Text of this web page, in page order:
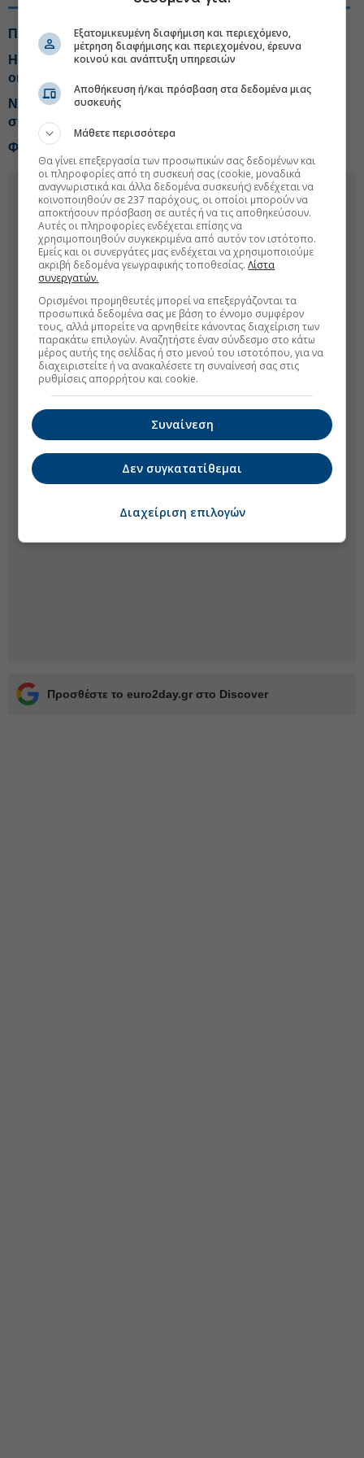
Πόσο κοστίζει τώρα ένα εξοχικό κοντά στην Αθήνα
Η νέα εικόνα στην αγορά κατοικίας: Πού εκτοξεύονται
οι τιμές και πού φρενάρουν
Νέο exit στον Ελαιώνα για τη Dimand σε διπλή
συναλλαγή με την ΔΕΔΔΗΕ
Φρενάρει η άνοδος στις τιμές των σπιτιών
Προσθέστε το euro2day.gr στο Discover
Εξατομικευμένη διαφήμιση και περιεχόμενο,
μέτρηση διαφήμισης και περιεχομένου, έρευνα
κοινού και ανάπτυξη υπηρεσιών
Αποθήκευση ή/και πρόσβαση στα δεδομένα μιας
συσκευής
Μάθετε περισσότερα
Θα γίνει επεξεργασία των προσωπικών σας δεδομένων και
οι πληροφορίες από τη συσκευή σας (cookie, μοναδικά
αναγνωριστικά και άλλα δεδομένα συσκευής) ενδέχεται να
κοινοποιηθούν σε 237 παρόχους, οι οποίοι μπορούν να
αποκτήσουν πρόσβαση σε αυτές ή να τις αποθηκεύσουν.
Αυτές οι πληροφορίες ενδέχεται επίσης να
χρησιμοποιηθούν συγκεκριμένα από αυτόν τον ιστότοπο.
Εμείς και οι συνεργάτες μας ενδέχεται να χρησιμοποιούμε
ακριβή δεδομένα γεωγραφικής τοποθεσίας.Λίστα
συνεργατών.
Ορισμένοι προμηθευτές μπορεί να επεξεργάζονται τα
προσωπικά δεδομένα σας με βάση το έννομο συμφέρον
τους, αλλά μπορείτε να αρνηθείτε κάνοντας διαχείριση των
παρακάτω επιλογών. Αναζητήστε έναν σύνδεσμο στο κάτω
μέρος αυτής της σελίδας ή στο μενού του ιστοτόπου, για να
διαχειριστείτε ή να ανακαλέσετε τη συναίνεσή σας στις
ρυθμίσεις απορρήτου και cookie.
Συναίνεση
Δεν συγκατατίθεμαι
Διαχείριση επιλογών